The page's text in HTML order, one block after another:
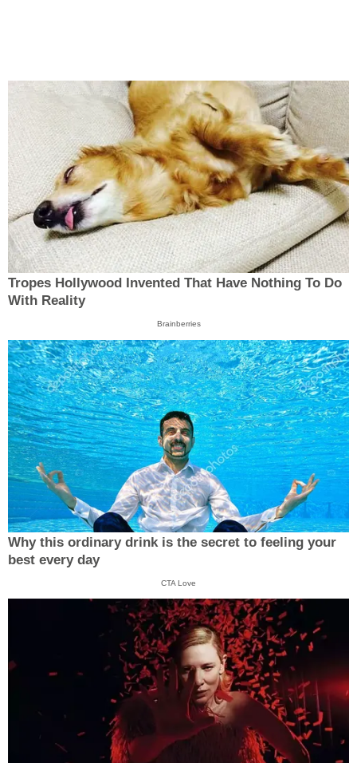
Tropes Hollywood Invented That Have Nothing To Do
With Reality
Brainberries
Why this ordinary drink is the secret to feeling your
best every day
CTA Love